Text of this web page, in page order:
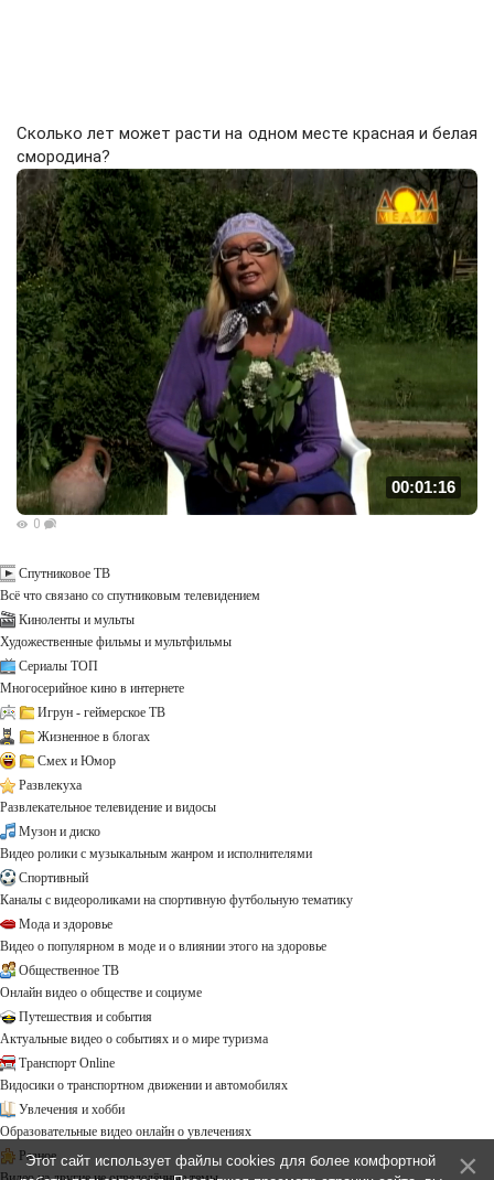
Сколько лет может расти на одном месте красная и белая
смородина?
00:01:16
0
Спутниковое ТВ
Всё что связано со спутниковым телевидением
Киноленты и мульты
Художественные фильмы и мультфильмы
Сериалы ТОП
Многосерийное кино в интернете
Игрун - геймерское ТВ
Жизненное в блогах
Смех и Юмор
Развлекуха
Развлекательное телевидение и видосы
Музон и диско
Видео ролики с музыкальным жанром и исполнителями
Спортивный
Каналы с видеороликами на спортивную футбольную тематику
Мода и здоровье
Видео о популярном в моде и о влиянии этого на здоровье
Общественное ТВ
Онлайн видео о обществе и социуме
Путешествия и события
Актуальные видео о событиях и о мире туризма
Транспорт Online
Видосики о транспортном движении и автомобилях
Увлечения и хобби
Образовательные видео онлайн о увлечениях
Разное
Этот сайт использует файлы cookies для более комфортной